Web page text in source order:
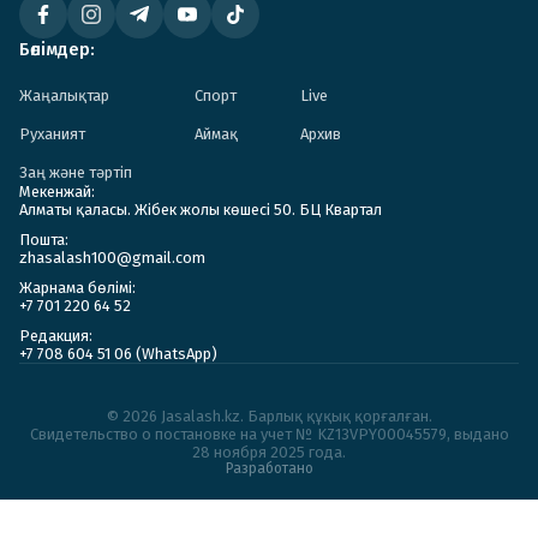
Бөлімдер:
Жаңалықтар Спорт Live
Руханият Аймақ Архив
Заң және тәртіп
Мекенжай:
Алматы қаласы. Жібек жолы көшесі 50. БЦ Квартал
Пошта:
zhasalash100@gmail.com
Жарнама бөлімі:
+7 701 220 64 52
Редакция:
+7 708 604 51 06 (WhatsApp)
© 2026 Jasalash.kz. Барлық құқық қорғалған.
Cвидетельство о постановке на учет № KZ13VPY00045579, выдано
28 ноября 2025 года.
Разработано